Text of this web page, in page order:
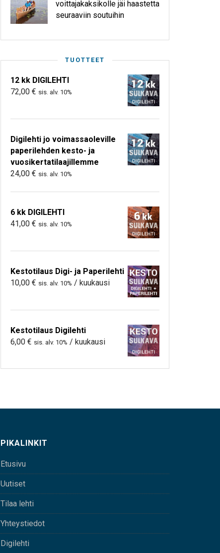
voittajakaksikolle jäi haastetta
seuraaviin soutuihin
TUOTTEET
12 kk DIGILEHTI
72,00 € sis. alv. 10%
Digilehti jo voimassaoleville
paperilehden kesto- ja
vuosikertatilaajillemme
24,00 € sis. alv. 10%
6 kk DIGILEHTI
41,00 € sis. alv. 10%
Kestotilaus Digi- ja Paperilehti
10,00 € sis. alv. 10% / kuukausi
Kestotilaus Digilehti
6,00 € sis. alv. 10% / kuukausi
PIKALINKIT
Etusivu
Uutiset
Tilaa lehti
Yhteystiedot
Digilehti